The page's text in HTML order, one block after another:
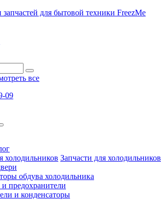
все
09
Запчасти для холодильников
обдува холодильника
предохранители
и конденсаторы